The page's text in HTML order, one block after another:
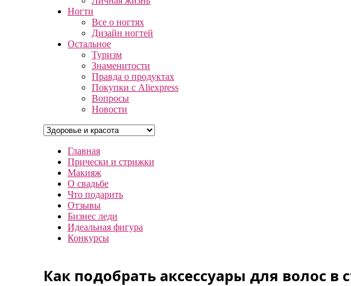
Ногти
Все о ногтях
Дизайн ногтей
Остальное
Туризм
Знаменитости
Правда о продуктах
Покупки с Aliexpress
Вопросы
Новости
Главная
Прически и стрижки
Макияж
О свадьбе
Что подарить
Отзывы
Бизнес леди
Идеальная фигура
Конкурсы
Как подобрать аксессуары для волос в